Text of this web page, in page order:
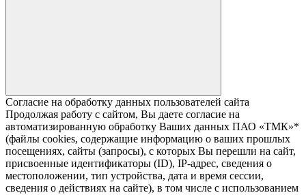
Согласие на обработку данных пользователей сайта
Продолжая работу с сайтом, Вы даете согласие на
автоматизированную обработку Ваших данных ПАО «ТМК»*
(файлы cookies, содержащие информацию о ваших прошлых
посещениях, сайты (запросы), с которых Вы перешли на сайт,
присвоенные идентификаторы (ID), IP-адрес, сведения о
местоположении, тип устройства, дата и время сессии,
сведения о действиях на сайте), в том числе с использованием